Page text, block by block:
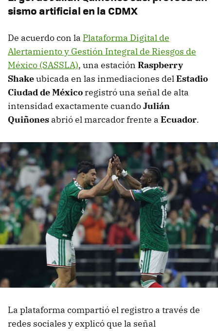
sismo artificial en la CDMX
De acuerdo con la Plataforma Digital de
Alertamiento y Gestión Integral de Riesgos de
México (SASSLA), una estación Raspberry
Shakeubicada en las inmediaciones delEstadio
Ciudad de México registró una señal de alta
intensidad exactamente cuandoJulián
Quiñones abrió el marcador frente a Ecuador.
La plataforma compartió el registro a través de
redes sociales y explicó que la señal